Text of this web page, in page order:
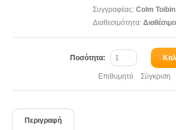
Συγγραφέας: Colm Toibin
Διαθεσιμότητα:Διαθέσιμο
Ποσότητα:
Επιθυμητό Σύγκριση
Περιγραφή